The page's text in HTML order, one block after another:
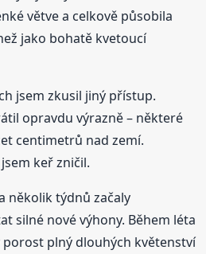
větve a celkově působila
jako bohatě kvetoucí
jsem zkusil jiný přístup.
opravdu výrazně – některé
centimetrů nad zemí.
keř zničil.
několik týdnů začaly
silné nové výhony. Během léta
plný dlouhých květenství